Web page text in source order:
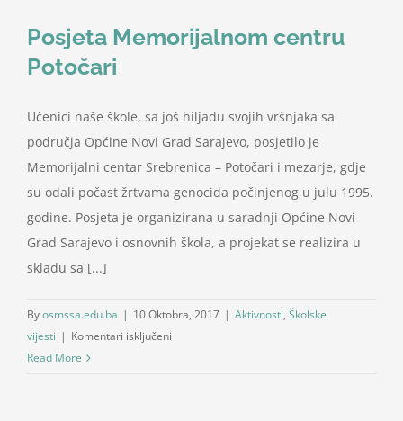
Posjeta Memorijalnom centru
Potočari
Učenici naše škole, sa još hiljadu svojih vršnjaka sa
područja Općine Novi Grad Sarajevo, posjetilo je
Memorijalni centar Srebrenica – Potočari i mezarje, gdje
su odali počast žrtvama genocida počinjenog u julu 1995.
godine. Posjeta je organizirana u saradnji Općine Novi
Grad Sarajevo i osnovnih škola, a projekat se realizira u
skladu sa [...]
Byosmssa.edu.ba | 10 Oktobra, 2017 | Aktivnosti, Školske
vijesti | Komentari isključeni
Read More